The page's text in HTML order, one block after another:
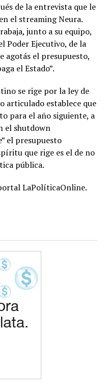
de la entrevista que le
el streaming Neura.
junto a su equipo,
Poder Ejecutivo, de la
agotás el presupuesto,
el Estado”.
se rige por la ley de
articulado establece que
para el año siguiente, a
el shutdown
el presupuesto
que rige es el de no
pública.
LaPolíticaOnline.